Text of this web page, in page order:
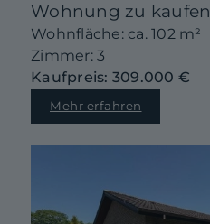
Wohnung zu kaufen
Wohnfläche: ca. 102 m²
Zimmer: 3
Kaufpreis: 309.000 €
Mehr erfahren